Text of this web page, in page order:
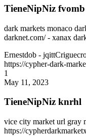
TieneNipNiz fvomb
dark markets monaco
darknet.com/ - xanax
Ernestdob -
https://cypher-dark-
1
May 11, 2023
TieneNipNiz knrhl
vice city market url gray
https://